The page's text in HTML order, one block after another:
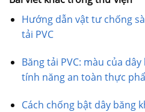
Hướng dẫn vật tư chống
tải PVC
Băng tải PVC: màu của
tính năng an toàn thực
Cách chống bật dây băng